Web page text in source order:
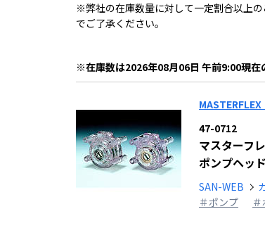
※弊社の在庫数量に対して一定割合以上
でご了承ください。
※在庫数は2026年08月06日 午前9:00現在
MASTERFLEX
47-0712
マスターフ
ポンプヘッ
SAN-WEB
＃ポンプ